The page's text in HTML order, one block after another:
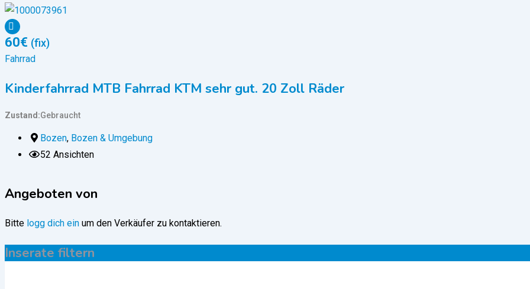
60€ (fix)
Fahrrad
Kinderfahrrad MTB Fahrrad KTM sehr gut. 20 Zoll Räder
Zustand Gebraucht
Bozen, Bozen & Umgebung
52 Ansichten
Angeboten von
Bitte logg dich ein um den Verkäufer zu kontaktieren.
Inserate filtern